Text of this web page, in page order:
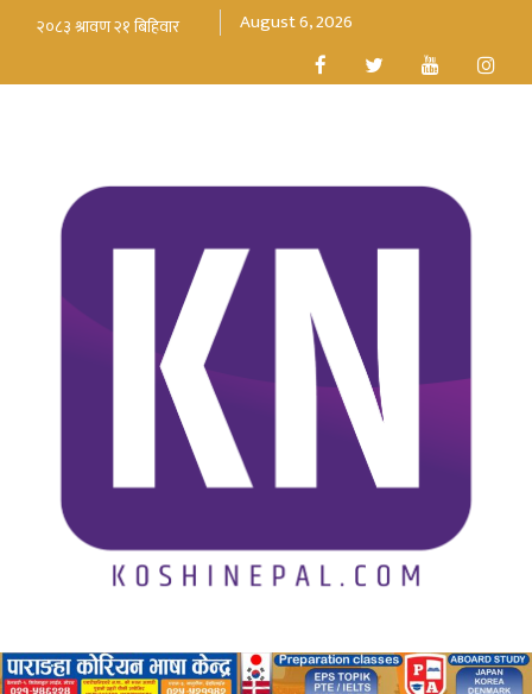
August 6, 2026